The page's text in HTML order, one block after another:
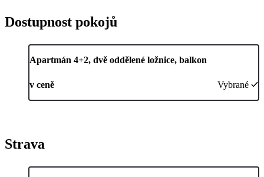
Dostupnost pokojů
Apartmán 4+2, dvě oddělené ložnice, balkon
v ceně Vybrané
Strava